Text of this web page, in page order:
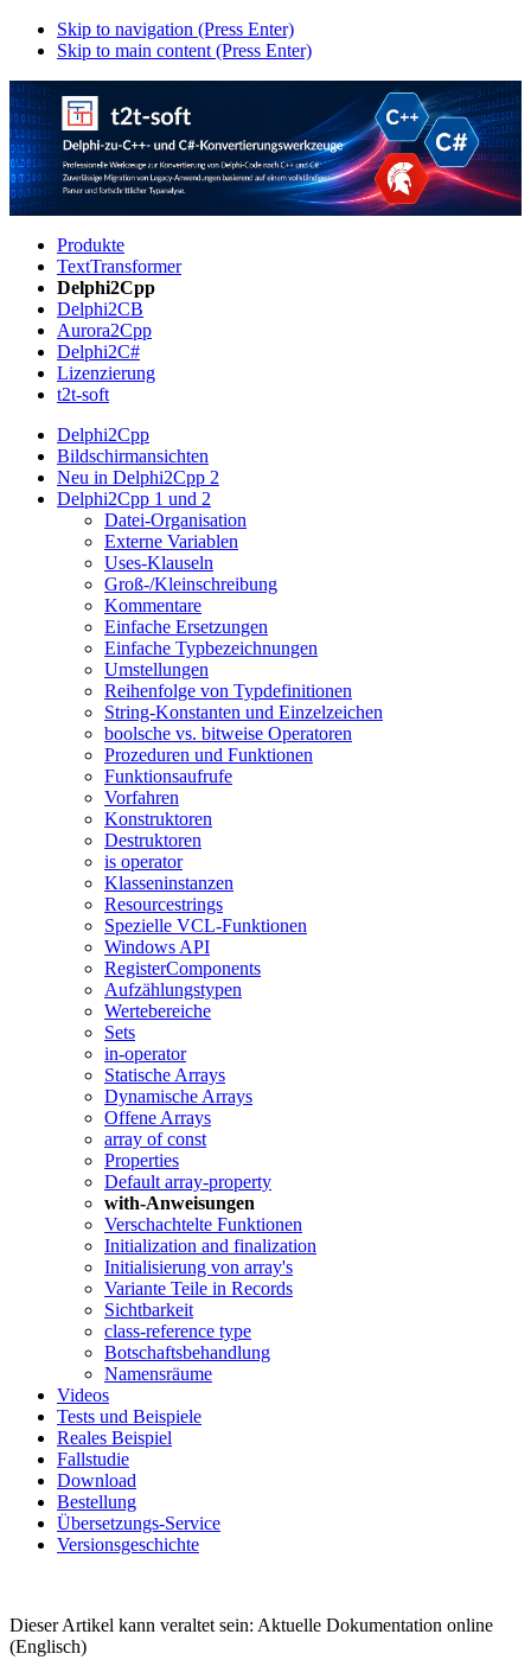
Skip to navigation (Press Enter)
Skip to main content (Press Enter)
Produkte
TextTransformer
Delphi2Cpp
Delphi2CB
Aurora2Cpp
Delphi2C#
Lizenzierung
t2t-soft
Delphi2Cpp
Bildschirmansichten
Neu in Delphi2Cpp 2
Delphi2Cpp 1 und 2
Datei-Organisation
Externe Variablen
Uses-Klauseln
Groß-/Kleinschreibung
Kommentare
Einfache Ersetzungen
Einfache Typbezeichnungen
Umstellungen
Reihenfolge von Typdefinitionen
String-Konstanten und Einzelzeichen
boolsche vs. bitweise Operatoren
Prozeduren und Funktionen
Funktionsaufrufe
Vorfahren
Konstruktoren
Destruktoren
is operator
Klasseninstanzen
Resourcestrings
Spezielle VCL-Funktionen
Windows API
RegisterComponents
Aufzählungstypen
Wertebereiche
Sets
in-operator
Statische Arrays
Dynamische Arrays
Offene Arrays
array of const
Properties
Default array-property
with-Anweisungen
Verschachtelte Funktionen
Initialization and finalization
Initialisierung von array's
Variante Teile in Records
Sichtbarkeit
class-reference type
Botschaftsbehandlung
Namensräume
Videos
Tests und Beispiele
Reales Beispiel
Fallstudie
Download
Bestellung
Übersetzungs-Service
Versionsgeschichte
Dieser Artikel kann veraltet sein: Aktuelle Dokumentation online
(Englisch)